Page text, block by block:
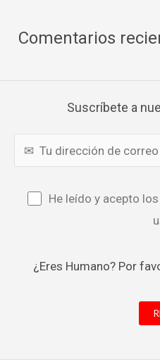
Comentarios
Suscríbete a
He leído y acepto
¿Eres Humano? Por